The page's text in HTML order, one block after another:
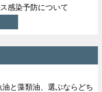
感染予防について
油と藻類油、選ぶならどち